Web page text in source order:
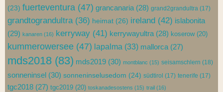
(23) fuerteventura (47) grancanaria(28) grand2grandultra (17)
grandtograndultra(36) heimat (26) ireland (42) islabonita
(29) kanaren (16) kerryway (41) kerrywayultra(28) koserow(20)
kummerowersee (47) lapalma (33) mallorca(27)
mds2018 (83) mds2019 (30) montblanc (15) seisamschlern (18)
sonneninsel (30) sonneninselusedom (24) südtirol (17) tenerife (17)
tgc2018 (27) tgc2019 (20) toskanadesostens (15) trail (16)